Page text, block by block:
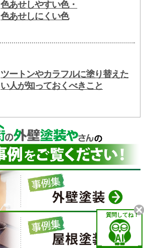
色あせしやすい色・
色あせしにくい色
ツートンやカラフルに塗り替えた
い人が知っておくべきこと
質問してね！